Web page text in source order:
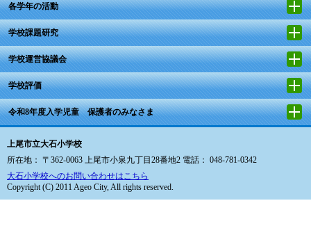
各学年の活動
学校課題研究
学校運営協議会
学校評価
令和8年度入学児童 保護者のみなさま
上尾市立大石小学校
所在地： 〒362-0063 上尾市小泉九丁目28番地2 電話： 048-781-0342
大石小学校へのお問い合わせはこちら
Copyright (C) 2011 Ageo City, All rights reserved.